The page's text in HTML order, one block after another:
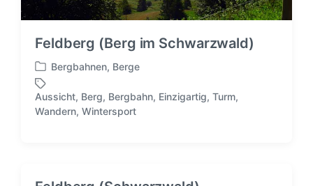
Feldberg (Berg im Schwarzwald)
V
e
r
ö
Bergbahnen, Berge
S
c
Aussicht, Berg, Bergbahn, Einzigartig, Turm,
Wandern, Wintersport